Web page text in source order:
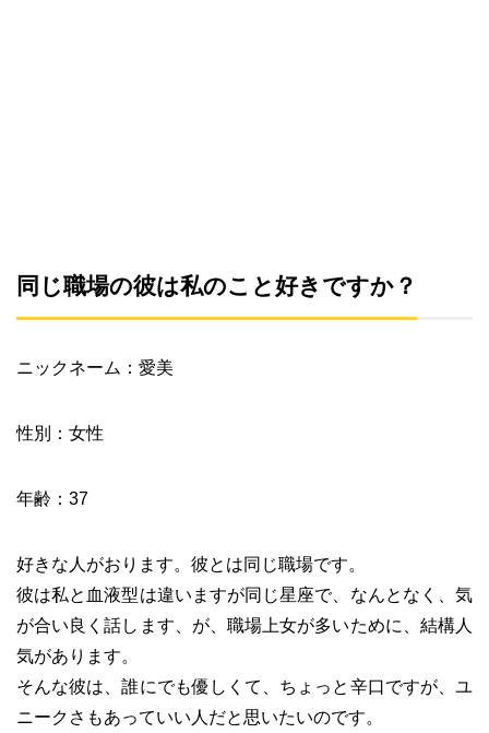
同じ職場の彼は私のこと好きですか？
ニックネーム：愛美
性別：女性
年齢：37
好きな人がおります。彼とは同じ職場です。
彼は私と血液型は違いますが同じ星座で、なんとなく、気
が合い良く話します、が、職場上女が多いために、結構人
気があります。
そんな彼は、誰にでも優しくて、ちょっと辛口ですが、ユ
ニークさもあっていい人だと思いたいのです。